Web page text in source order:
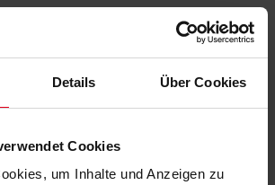
Details Über Cookies
Cookies
um Inhalte und Anzeigen zu